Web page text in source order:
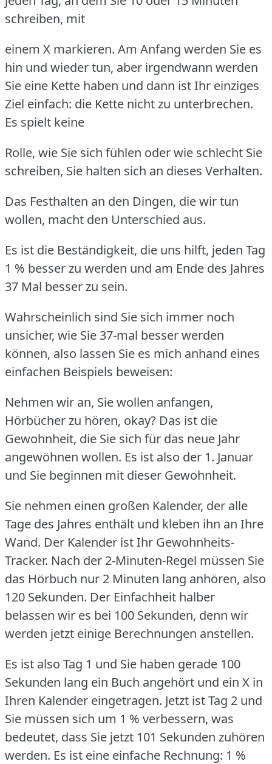
schreiben, mit
einem X markieren. Am Anfang werden Sie es
hin und wieder tun, aber irgendwann werden
Sie eine Kette haben und dann ist Ihr einziges
Ziel einfach: die Kette nicht zu unterbrechen.
Es spielt keine
Rolle, wie Sie sich fühlen oder wie schlecht Sie
schreiben, Sie halten sich an dieses Verhalten.
Das Festhalten an den Dingen, die wir tun
wollen, macht den Unterschied aus.
Es ist die Beständigkeit, die uns hilft, jeden Tag
1 % besser zu werden und am Ende des Jahres
37 Mal besser zu sein.
Wahrscheinlich sind Sie sich immer noch
unsicher, wie Sie 37-mal besser werden
können, also lassen Sie es mich anhand eines
einfachen Beispiels beweisen:
Nehmen wir an, Sie wollen anfangen,
Hörbücher zu hören, okay? Das ist die
Gewohnheit, die Sie sich für das neue Jahr
angewöhnen wollen. Es ist also der 1. Januar
und Sie beginnen mit dieser Gewohnheit.
Sie nehmen einen großen Kalender, der alle
Tage des Jahres enthält und kleben ihn an Ihre
Wand. Der Kalender ist Ihr Gewohnheits-
Tracker. Nach der 2-Minuten-Regel müssen Sie
das Hörbuch nur 2 Minuten lang anhören, also
120 Sekunden. Der Einfachheit halber
belassen wir es bei 100 Sekunden, denn wir
werden jetzt einige Berechnungen anstellen.
Es ist also Tag 1 und Sie haben gerade 100
Sekunden lang ein Buch angehört und ein X in
Ihren Kalender eingetragen. Jetzt ist Tag 2 und
Sie müssen sich um 1 % verbessern, was
bedeutet, dass Sie jetzt 101 Sekunden zuhören
werden. Es ist eine einfache Rechnung: 1 %